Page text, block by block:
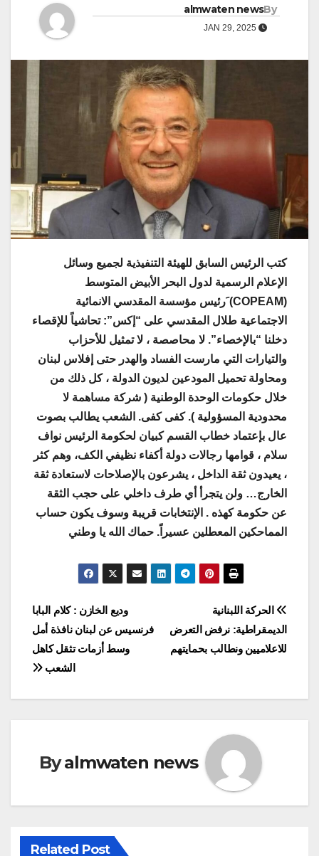
By
almwaten news
كتب الرئيس السابق للهيئة التنفيذية لجميع وسائل
الإعلام الرسمية لدول البحر الأبيض المتوسط
(COPEAM) َرئيس مؤسسة المقدسي الانمائية
الاجتماعية طلال المقدسي على “إكس”: تحاشياً للإقصاء
دخلنا “بالإخصاء”. لا محاصصة ، لا تمثيل للأحزاب
والتيارات التي مارست الفساد والهدر حتى إفلاس لبنان
ومحاولة تحميل المودعين لديون الدولة ، كل ذلك من
خلال حكومات الوحدة الوطنية ( شركة مساهمة لا
محدودية المسؤولية ). كفى كفى. الشعب يطالب بصوت
عال بإعتماد خطاب القسم كبيان لحكومة الرئيس نواف
سلام ، قوامها رجالات دولة أكفاء نظيفي الكف، وهم كثر
، يعيدون ثقة الداخل ، يشرعون بالإصلاحات لاستعادة ثقة
الخارج… ولن يتجرأ أي طرف داخلي على حجب الثقة
عن حكومة كهذه . الإنتخابات قريبة وسوف يكون حساب
المماحكين المعطلين عسيراً. حماك الله يا وطني
Post
navigation
وديع الخازن : كلام البابا
فرنسيس عن لبنان نافذة أمل
وسط أزمات تثقل كاهل
الشعب
الحركة اللبنانية
الديمقراطية: نرفض التعرض
للاعلاميين ونطالب بحمايتهم
Byalmwaten news
Related Post